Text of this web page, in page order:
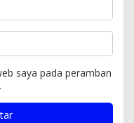
saya pada peramban